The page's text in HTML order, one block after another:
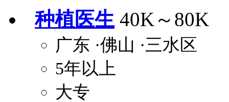
种植医生 40K～80K
广东 ·佛山 ·三水区
5年以上
大专